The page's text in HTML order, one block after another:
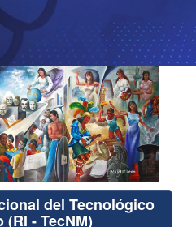
del Tecnológico
- TecNM)